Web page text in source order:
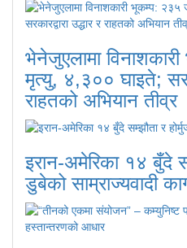
भेनेजुएलामा
मृत्यु, ४,३०० घाइते;
राहतको अभियान तीव्र
इरान-अमेरिका १४ बुँदे
डुबेको साम्राज्यवादी